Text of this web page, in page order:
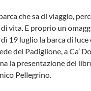
che sa di viaggio,
vita. E proprio un
19 luglio la barca di
del Padiglione, a Ca’
la presentazione del
Pellegrino.